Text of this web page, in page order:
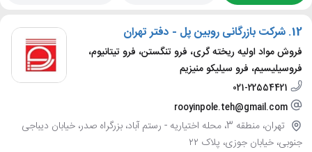
12. شرکت بازرگانی روبین پل - دفتر تهران
فروش مواد اولیه ریخته گری، فرو تنگستن، فرو تیتانیوم،
فروسیلیسیم، فرو سیلیکو منیزیم
021-22554421
rooyinpole.teh@gmail.com
تهران، منطقه 3، محله اختیاریه - رستم آباد، بزرگراه صدر، خیابان دیباجی
جنوبی، خیابان جوزی، پلاک ۲۲